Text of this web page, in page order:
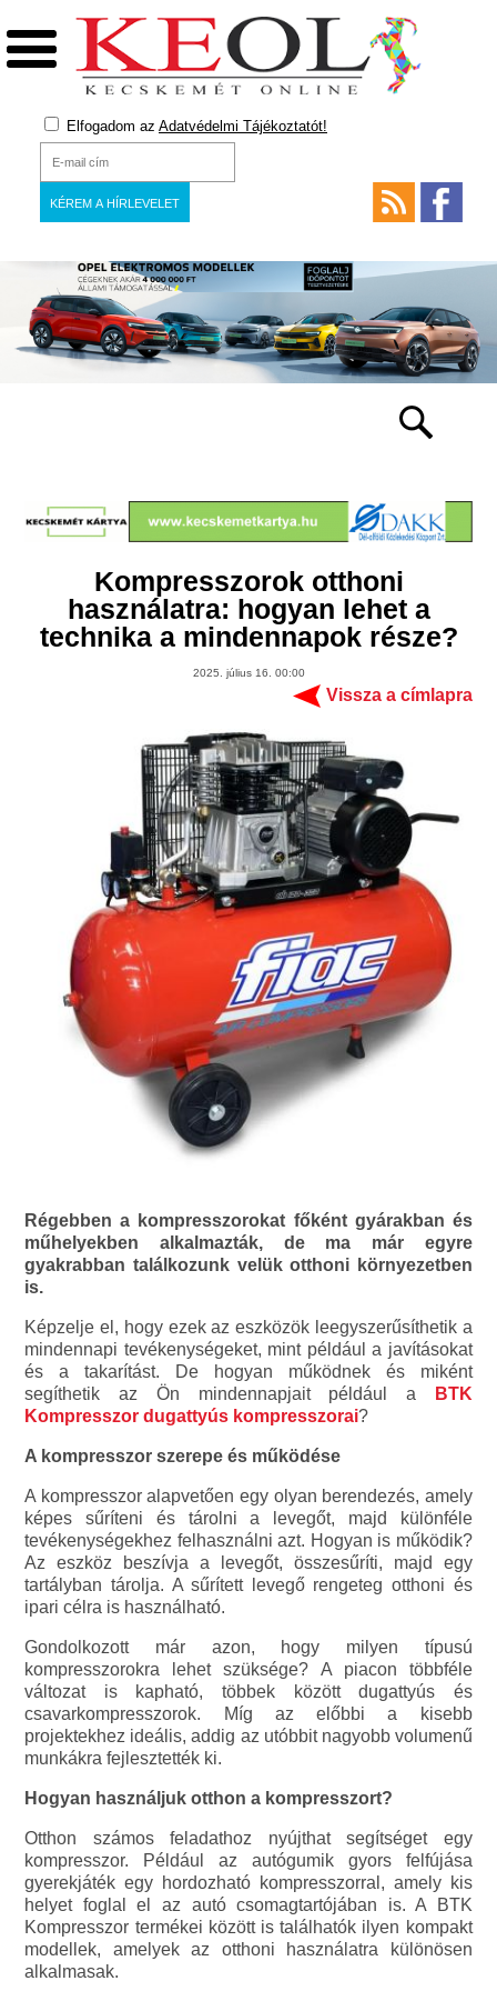
Elfogadom az Adatvédelmi Tájékoztatót!
Kompresszorok otthoni
használatra: hogyan lehet a
technika a mindennapok része?
2025. július 16. 00:00
Vissza a címlapra
Régebben a kompresszorokat főként gyárakban és
műhelyekben alkalmazták, de ma már egyre
gyakrabban találkozunk velük otthoni környezetben
is.
Képzelje el, hogy ezek az eszközök leegyszerűsíthetik a
mindennapi tevékenységeket, mint például a javításokat
és a takarítást. De hogyan működnek és miként
segíthetik az Ön mindennapjait például a
BTK
Kompresszor dugattyús kompresszorai?
A kompresszor szerepe és működése
A kompresszor alapvetően egy olyan berendezés, amely
képes sűríteni és tárolni a levegőt, majd különféle
tevékenységekhez felhasználni azt. Hogyan is működik?
Az eszköz beszívja a levegőt, összesűríti, majd egy
tartályban tárolja. A sűrített levegő rengeteg otthoni és
ipari célra is használható.
Gondolkozott már azon, hogy milyen típusú
kompresszorokra lehet szüksége? A piacon többféle
változat is kapható, többek között dugattyús és
csavarkompresszorok. Míg az előbbi a kisebb
projektekhez ideális, addig az utóbbit nagyobb volumenű
munkákra fejlesztették ki.
Hogyan használjuk otthon a kompresszort?
Otthon számos feladathoz nyújthat segítséget egy
kompresszor. Például az autógumik gyors felfújása
gyerekjáték egy hordozható kompresszorral, amely kis
helyet foglal el az autó csomagtartójában is. A BTK
Kompresszor termékei között is találhatók ilyen kompakt
modellek, amelyek az otthoni használatra különösen
alkalmasak.